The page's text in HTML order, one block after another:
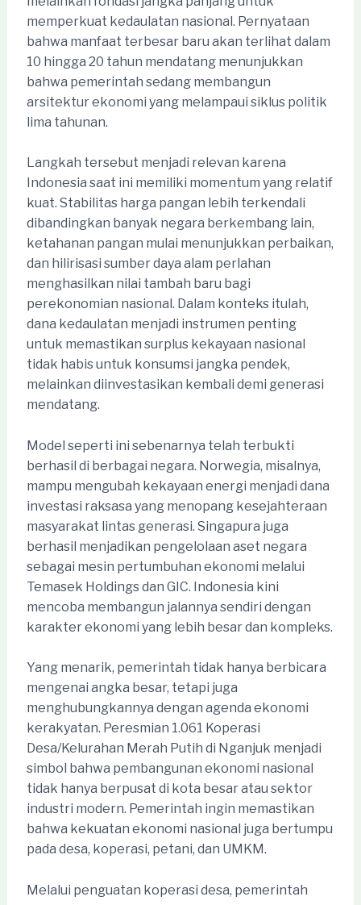
memperkuat kedaulatan nasional. Pernyataan
bahwa manfaat terbesar baru akan terlihat dalam
10 hingga 20 tahun mendatang menunjukkan
bahwa pemerintah sedang membangun
arsitektur ekonomi yang melampaui siklus politik
lima tahunan.
Langkah tersebut menjadi relevan karena
Indonesia saat ini memiliki momentum yang relatif
kuat. Stabilitas harga pangan lebih terkendali
dibandingkan banyak negara berkembang lain,
ketahanan pangan mulai menunjukkan perbaikan,
dan hilirisasi sumber daya alam perlahan
menghasilkan nilai tambah baru bagi
perekonomian nasional. Dalam konteks itulah,
dana kedaulatan menjadi instrumen penting
untuk memastikan surplus kekayaan nasional
tidak habis untuk konsumsi jangka pendek,
melainkan diinvestasikan kembali demi generasi
mendatang.
Model seperti ini sebenarnya telah terbukti
berhasil di berbagai negara. Norwegia, misalnya,
mampu mengubah kekayaan energi menjadi dana
investasi raksasa yang menopang kesejahteraan
masyarakat lintas generasi. Singapura juga
berhasil menjadikan pengelolaan aset negara
sebagai mesin pertumbuhan ekonomi melalui
Temasek Holdings dan GIC. Indonesia kini
mencoba membangun jalannya sendiri dengan
karakter ekonomi yang lebih besar dan kompleks.
Yang menarik, pemerintah tidak hanya berbicara
mengenai angka besar, tetapi juga
menghubungkannya dengan agenda ekonomi
kerakyatan. Peresmian 1.061 Koperasi
Desa/Kelurahan Merah Putih di Nganjuk menjadi
simbol bahwa pembangunan ekonomi nasional
tidak hanya berpusat di kota besar atau sektor
industri modern. Pemerintah ingin memastikan
bahwa kekuatan ekonomi nasional juga bertumpu
pada desa, koperasi, petani, dan UMKM.
Melalui penguatan koperasi desa, pemerintah